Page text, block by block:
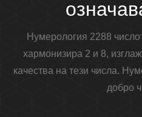
Нумерология 2288
хармонизира 2 и 8,
качества на тези числа.
добро